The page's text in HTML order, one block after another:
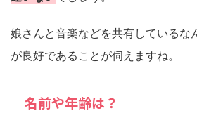
娘さんと音楽などを共有しているな
が良好であることが伺えますね。
名前や年齢は？